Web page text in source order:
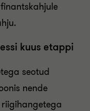
kuus etappi
seotud
nende